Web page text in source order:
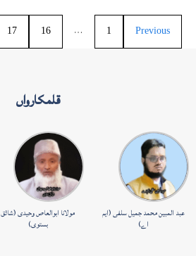
Previous
1
…
16
17
قلمکارواں
عبد المبین محمد جمیل سلفی (ایم
اے)
مولانا ابوالعاص وحیدی (شائق
بستوی)